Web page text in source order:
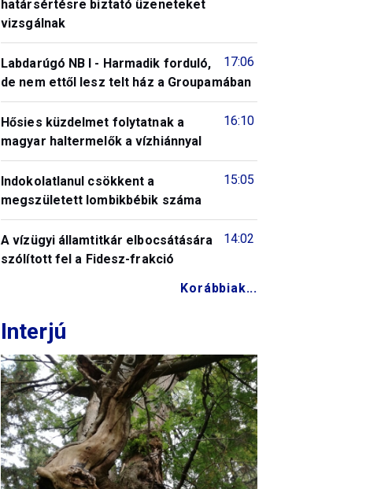
határsértésre biztató üzeneteket
vizsgálnak
17:06
Labdarúgó NB I - Harmadik forduló,
de nem ettől lesz telt ház a Groupamában
16:10
Hősies küzdelmet folytatnak a
magyar haltermelők a vízhiánnyal
15:05
Indokolatlanul csökkent a
megszületett lombikbébik száma
14:02
A vízügyi államtitkár elbocsátására
szólított fel a Fidesz-frakció
Korábbiak...
Interjú